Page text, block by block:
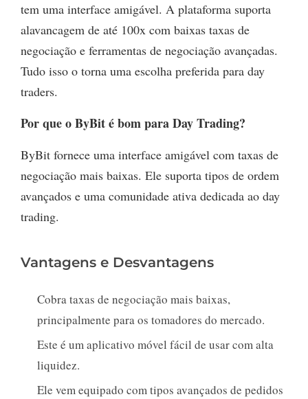
tem uma interface amigável. A plataforma suporta
alavancagem de até 100x com baixas taxas de
negociação e ferramentas de negociação avançadas.
Tudo isso o torna uma escolha preferida para day
traders.
Por que o ByBit é bom para Day Trading?
ByBit fornece uma interface amigável com taxas de
negociação mais baixas. Ele suporta tipos de ordem
avançados e uma comunidade ativa dedicada ao day
trading.
Vantagens e Desvantagens
Cobra taxas de negociação mais baixas,
principalmente para os tomadores do mercado.
Este é um aplicativo móvel fácil de usar com alta
liquidez.
Ele vem equipado com tipos avançados de pedidos